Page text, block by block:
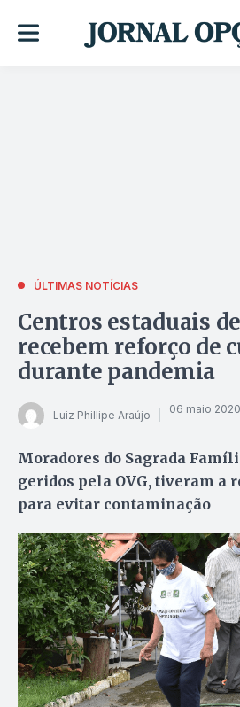
ÚLTIMAS NOTÍCIAS
Centros estaduais
recebem reforço de
durante pandemia
Luiz Phillipe Araújo 06 maio
Moradores do Sagrada
geridos pela OVG, tiveram a
para evitar contaminação